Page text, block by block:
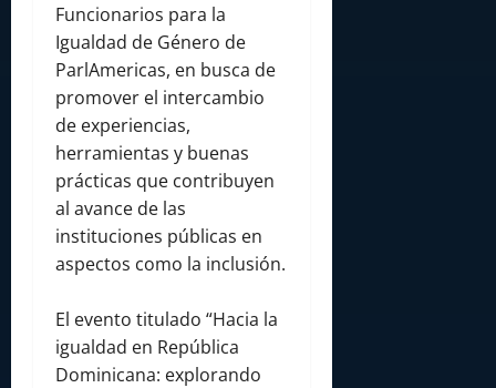
Funcionarios para la
Igualdad de Género de
ParlAmericas, en busca de
promover el intercambio
de experiencias,
herramientas y buenas
prácticas que contribuyen
al avance de las
instituciones públicas en
aspectos como la inclusión.
El evento titulado “Hacia la
igualdad en República
Dominicana: explorando